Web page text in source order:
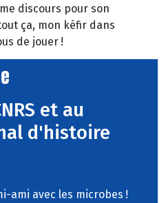
discours pour son
ça, mon kéfir dans
de jouer !
et au
d'histoire
ami avec les microbes !